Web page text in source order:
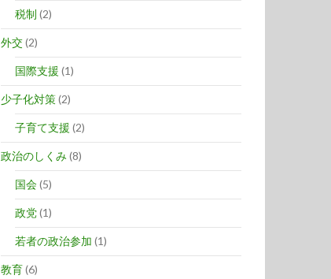
税制 (2)
外交(2)
国際支援 (1)
少子化対策(2)
子育て支援 (2)
政治のしくみ (8)
国会(5)
政党(1)
若者の政治参加 (1)
教育(6)